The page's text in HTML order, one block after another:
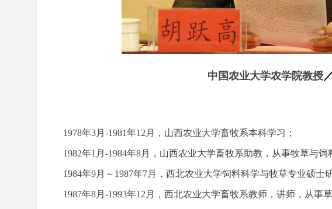
中国农业大学农学院教授／
1978年3月-1981年12月，山西农业大学畜牧系本科学习；
1982年1月-1984年8月，山西农业大学畜牧系助教，从事牧草与饲
1984年9月～1987年7月，西北农业大学饲料科学与牧草专业硕士
1987年8月-1993年12月，西北农业大学畜牧系教师，讲师，从事